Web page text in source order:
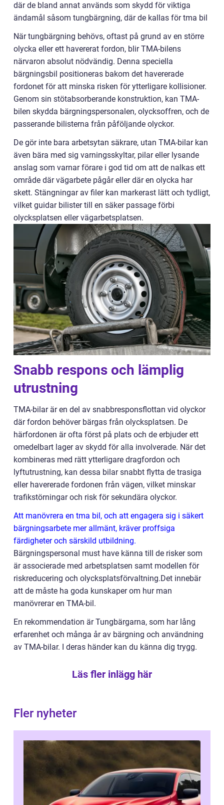
där de bland annat används som skydd för viktiga
ändamål såsom tungbärgning, där de kallas för tma bil
När tungbärgning behövs, oftast på grund av en större
olycka eller ett havererat fordon, blir TMA-bilens
närvaron absolut nödvändig. Denna speciella
bärgningsbil positioneras bakom det havererade
fordonet för att minska risken för ytterligare kollisioner.
Genom sin stötabsorberande konstruktion, kan TMA-
bilen skydda bärgningspersonalen, olycksoffren, och de
passerande bilisterna från påföljande olyckor.
De gör inte bara arbetsytan säkrare, utan TMA-bilar kan
även bära med sig varningsskyltar, pilar eller lysande
anslag som varnar förare i god tid om att de nalkas ett
område där vägarbete pågår eller där en olycka har
skett. Stängningar av filer kan markerast lätt och tydligt,
vilket guidar bilister till en säker passage förbi
olycksplatsen eller vägarbetsplatsen.
Snabb respons och lämplig
utrustning
TMA-bilar är en del av snabbresponsflottan vid olyckor
där fordon behöver bärgas från olycksplatsen. De
härfordonen är ofta först på plats och de erbjuder ett
omedelbart lager av skydd för alla involverade. När det
kombineras med rätt ytterligare dragfordon och
lyftutrustning, kan dessa bilar snabbt flytta de trasiga
eller havererade fordonen från vägen, vilket minskar
trafikstörningar och risk för sekundära olyckor.
Att manövrera en tma bil, och att engagera sig i säkert
bärgningsarbete mer allmänt, kräver proffsiga
färdigheter och särskild utbildning.
Bärgningspersonal must have känna till de risker som
är associerade med arbetsplatsen samt modellen för
riskreducering och olycksplatsförvaltning.Det innebär
att de måste ha goda kunskaper om hur man
manövrerar en TMA-bil.
En rekommendation är Tungbärgarna, som har lång
erfarenhet och många år av bärgning och användning
av TMA-bilar. I deras händer kan du känna dig trygg.
Läs fler inlägg här
Fler nyheter